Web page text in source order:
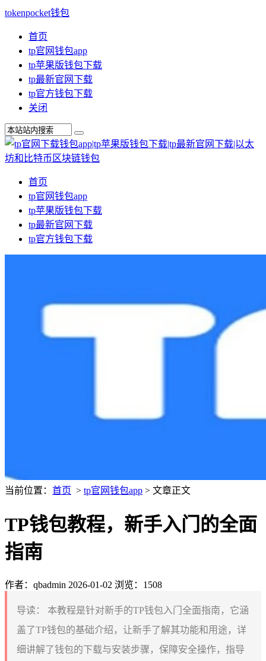
tokenpocket钱包
首页
tp官网钱包app
tp苹果版钱包下载
tp最新官网下载
tp官方钱包下载
关闭
首页
tp官网钱包app
tp苹果版钱包下载
tp最新官网下载
tp官方钱包下载
当前位置： 首页 > tp官网钱包app > 文章正文
TP钱包教程，新手入门的全面
指南
作者：qbadmin 2026-01-02 浏览：1508
导读：
本教程是针对新手的TP钱包入门全面指南，它涵
盖了TP钱包的基础介绍，让新手了解其功能和用途，详
细讲解了钱包的下载与安装步骤，保障安全操作，指导